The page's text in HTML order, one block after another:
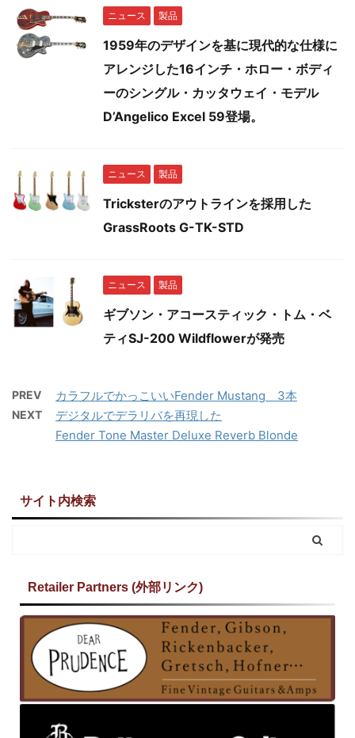
ニュース 製品
1959年のデザインを基に現代的な仕様に
アレンジした16インチ・ホロー・ボディ
ーのシングル・カッタウェイ・モデル
D’Angelico Excel 59登場。
ニュース 製品
Tricksterのアウトラインを採用した
GrassRoots G-TK-STD
ニュース 製品
ギブソン・アコースティック・トム・ベ
ティSJ-200 Wildflowerが発売
PREV カラフルでかっこいいFender Mustang 3本
NEXT
デジタルでデラリバを再現した
Fender Tone Master Deluxe Reverb Blonde
サイト内検索
Retailer Partners (外部リンク)